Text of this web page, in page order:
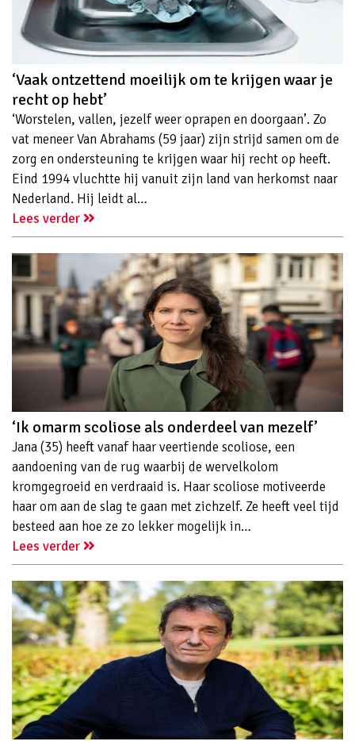
‘Vaak ontzettend moeilijk om te krijgen waar je
recht op hebt’
‘Worstelen, vallen, jezelf weer oprapen en doorgaan’. Zo
vat meneer Van Abrahams (59 jaar) zijn strijd samen om de
zorg en ondersteuning te krijgen waar hij recht op heeft.
Eind 1994 vluchtte hij vanuit zijn land van herkomst naar
Nederland. Hij leidt al…
Lees verder
‘Ik omarm scoliose als onderdeel van mezelf’
Jana (35) heeft vanaf haar veertiende scoliose, een
aandoening van de rug waarbij de wervelkolom
kromgegroeid en verdraaid is. Haar scoliose motiveerde
haar om aan de slag te gaan met zichzelf. Ze heeft veel tijd
besteed aan hoe ze zo lekker mogelijk in…
Lees verder